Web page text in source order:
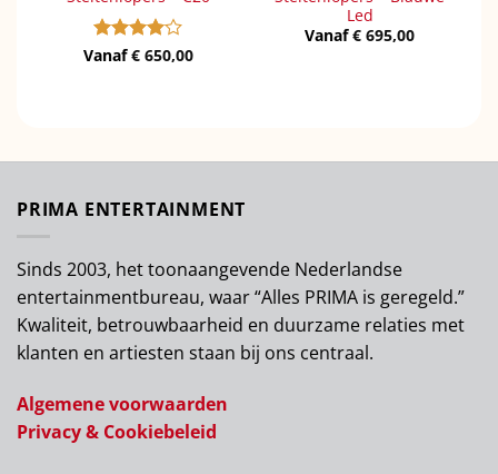
Gewaardeerd
Vanaf€ 650,00
Led
Vanaf€ 695,00
PRIMA ENTERTAINMENT
Sinds 2003, het toonaangevende Nederlandse
entertainmentbureau, waar “Alles PRIMA is geregeld.”
Kwaliteit, betrouwbaarheid en duurzame relaties met
klanten en artiesten staan bij ons centraal.
Algemene voorwaarden
Privacy & Cookiebeleid